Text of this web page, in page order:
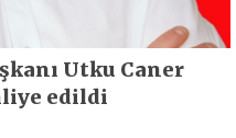
Utku Caner
edildi